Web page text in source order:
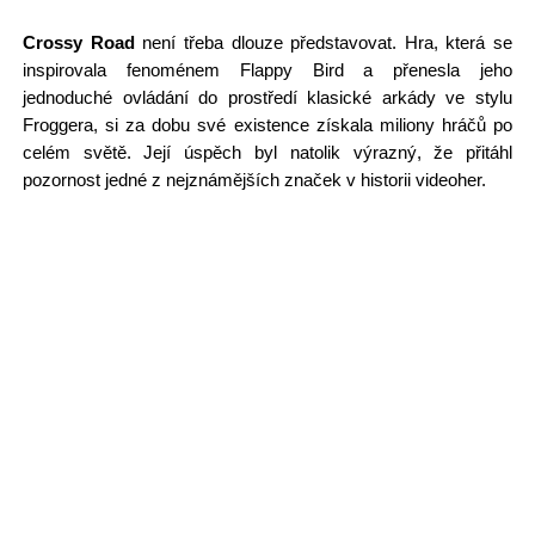
Crossy Roadnení třeba dlouze představovat. Hra, která se
inspirovala fenoménem Flappy Bird a přenesla jeho
jednoduché ovládání do prostředí klasické arkády ve stylu
Froggera, si za dobu své existence získala miliony hráčů po
celém světě. Její úspěch byl natolik výrazný, že přitáhl
pozornost jedné z nejznámějších značek v historii videoher.